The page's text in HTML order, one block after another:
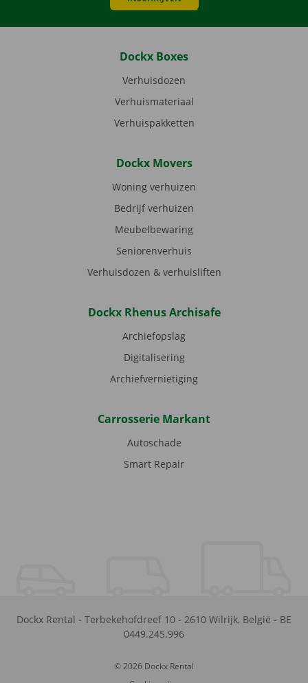
Dockx Boxes
Verhuisdozen
Verhuismateriaal
Verhuispakketten
Dockx Movers
Woning verhuizen
Bedrijf verhuizen
Meubelbewaring
Seniorenverhuis
Verhuisdozen & verhuisliften
Dockx Rhenus Archisafe
Archiefopslag
Digitalisering
Archiefvernietiging
Carrosserie Markant
Autoschade
Smart Repair
Dockx Rental - Terbekehofdreef 10 - 2610 Wilrijk, België - BE
0449.245.996
© 2026 Dockx Rental